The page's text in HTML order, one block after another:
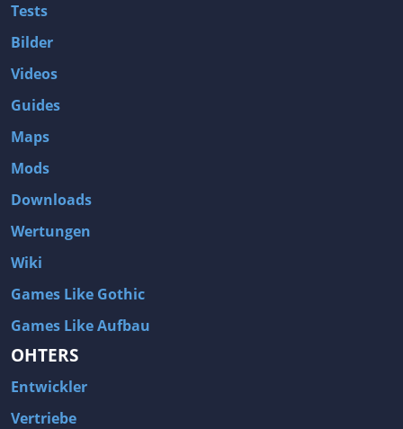
Tests
Bilder
Videos
Guides
Maps
Mods
Downloads
Wertungen
Wiki
Games Like Gothic
Games Like Aufbau
OHTERS
Entwickler
Vertriebe